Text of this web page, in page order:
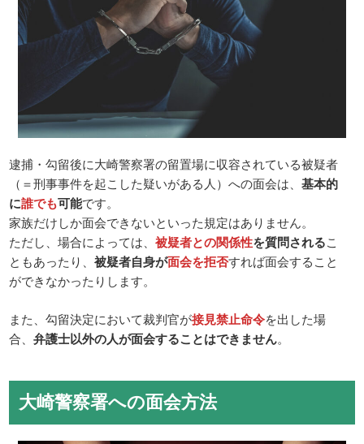
逮捕・勾留後に大崎警察署の留置場に収容されている被疑者
（＝刑事事件を起こした疑いがある人）への面会は、基本的
に誰でも可能です。
家族だけしか面会できないといった規定はありません。
ただし、場合によっては、被疑者との関係性を質問されるこ
ともあったり、被疑者自身が面会を拒否すれば面会すること
ができなかったりします。
また、勾留決定において裁判官が接見禁止命令を出した場
合、弁護士以外の人が面会することはできません。
大崎警察署への面会方法